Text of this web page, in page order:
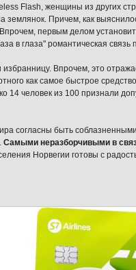
Flash, женщины из других
землянок. Причем, как
первым делом
в глаза" романтическая связь
избранницу. Впрочем, это
как самое быстрое
14 человек из 100 признали
согласны быть
Самыми неразборчивыми в
Норвегии готовы с